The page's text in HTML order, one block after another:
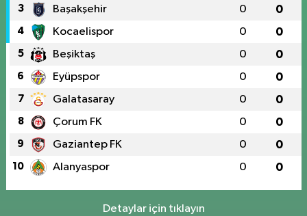
3 Başakşehir 0 0
4 Kocaelispor 0 0
5 Beşiktaş 0 0
6 Eyüpspor 0 0
7 Galatasaray 0 0
8 Çorum FK 0 0
9 Gaziantep FK 0 0
10 Alanyaspor 0 0
Detaylar için tıklayın